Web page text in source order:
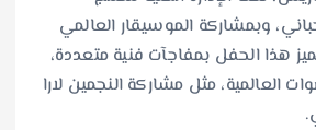
وبمشاركة الموسيقار العالمي
هذا الحفل بمفاجآت فنية متعددة،
العالمية، مثل مشاركة النجمين لارا